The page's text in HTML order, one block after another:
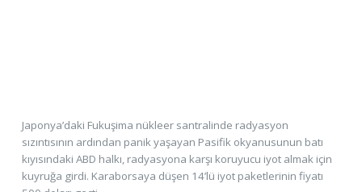
Japonya’daki Fukuşima nükleer santralinde radyasyon
sızıntısının ardından panik yaşayan Pasifik okyanusunun batı
kıyısındaki ABD halkı, radyasyona karşı koruyucu iyot almak için
kuyruğa girdi. Karaborsaya düşen 14’lü iyot paketlerinin fiyatı